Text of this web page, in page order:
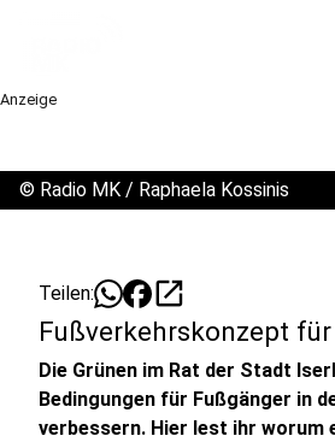
Anzeige
© Radio MK / Raphaela Kossinis
Teilen: open_in_new
Fußverkehrskonzept
Die Grünen im Rat der Stadt
Bedingungen für Fußgänger in
verbessern. Hier lest ihr worum